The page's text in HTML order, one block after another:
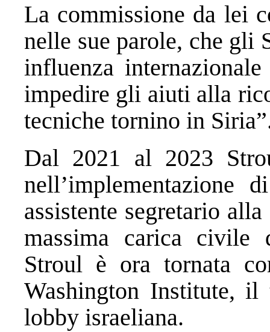
La commissione da lei
nelle sue parole, che gli
influenza
impedire gli aiuti alla
tecniche tornino in
Dal 2021 al 2023
nell’implementazione
assistente segretario
massima carica civile
Stroul è ora tornata
Washington Institute,
lobby israeliana.